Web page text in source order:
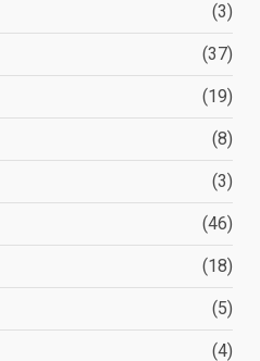
(3)
(37)
(19)
(8)
(3)
(46)
(18)
(5)
(4)